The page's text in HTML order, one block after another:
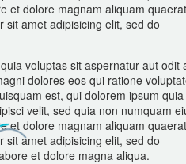
et dolore magnam aliquam quaerat
amet adipisicing elit, sed do
voluptas sit aspernatur aut odit
dolores eos qui ratione
est, qui dolorem ipsum quia
velit, sed quia non numquam
et dolore magnam aliquam quaerat
amet adipisicing elit, sed do
et dolore magna aliqua.